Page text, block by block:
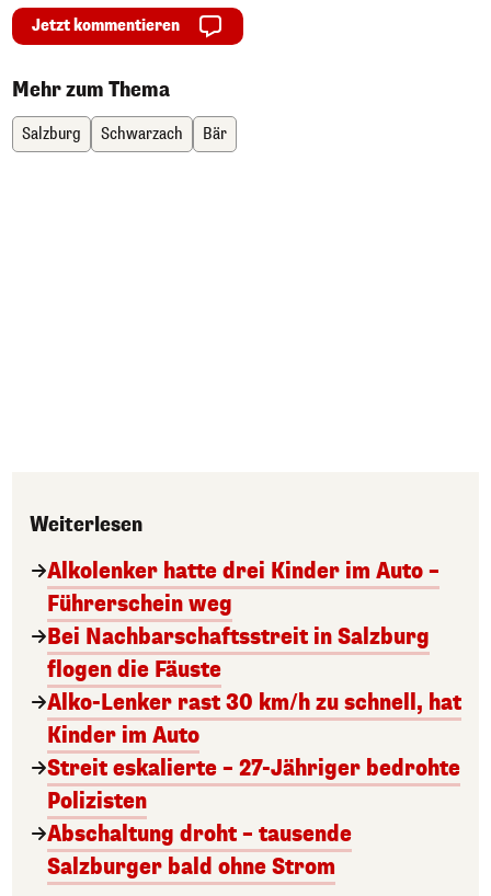
Jetzt kommentieren
Mehr zum Thema
Salzburg Schwarzach Bär
Weiterlesen
Alkolenker hatte drei Kinder im Auto –
Führerschein weg
Bei Nachbarschaftsstreit in Salzburg
flogen die Fäuste
Alko-Lenker rast 30 km/h zu schnell, hat
Kinder im Auto
Streit eskalierte – 27-Jähriger bedrohte
Polizisten
Abschaltung droht – tausende
Salzburger bald ohne Strom